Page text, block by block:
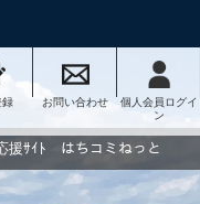
録 お問い合わせ
個人会員ログイ
ン
援ｻｲﾄ はちコミねっと